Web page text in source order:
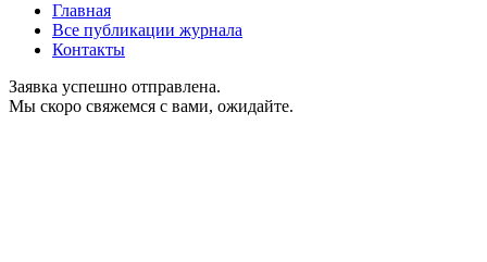
Главная
Все публикации журнала
Контакты
Заявка успешно отправлена.
Мы скоро свяжемся с вами, ожидайте.